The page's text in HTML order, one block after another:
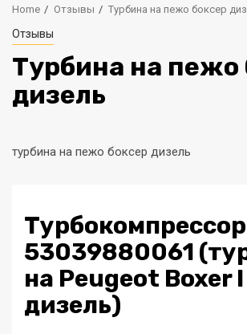
Home Отзывы Турбина на пежо боксер
Отзывы
Турбина на пежо
дизель
турбина на пежо боксер дизель
53039880061
на Peugeot Boxer
дизель)